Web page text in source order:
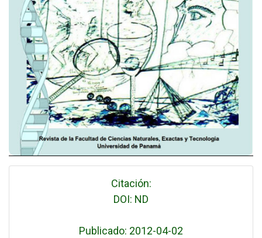
Citación:
DOI: ND
Publicado: 2012-04-02